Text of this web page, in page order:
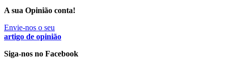
11 Nov, 2021|0 Comments
A sua Opinião conta!
Envie-nos o seu
artigo de opinião
Siga-nos no Facebook